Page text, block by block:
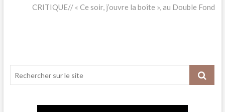
post:
CRITIQUE// « Ce soir, j’ouvre la boîte », au Double Fond